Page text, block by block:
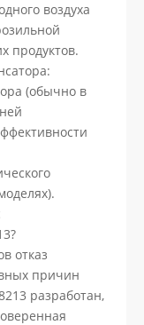
воздуха
продуктов.
(обычно в
отказ
причин
разработан,